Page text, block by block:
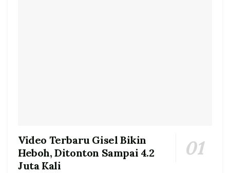
Video Terbaru Gisel Bikin
Heboh, Ditonton Sampai 4.2
Juta Kali